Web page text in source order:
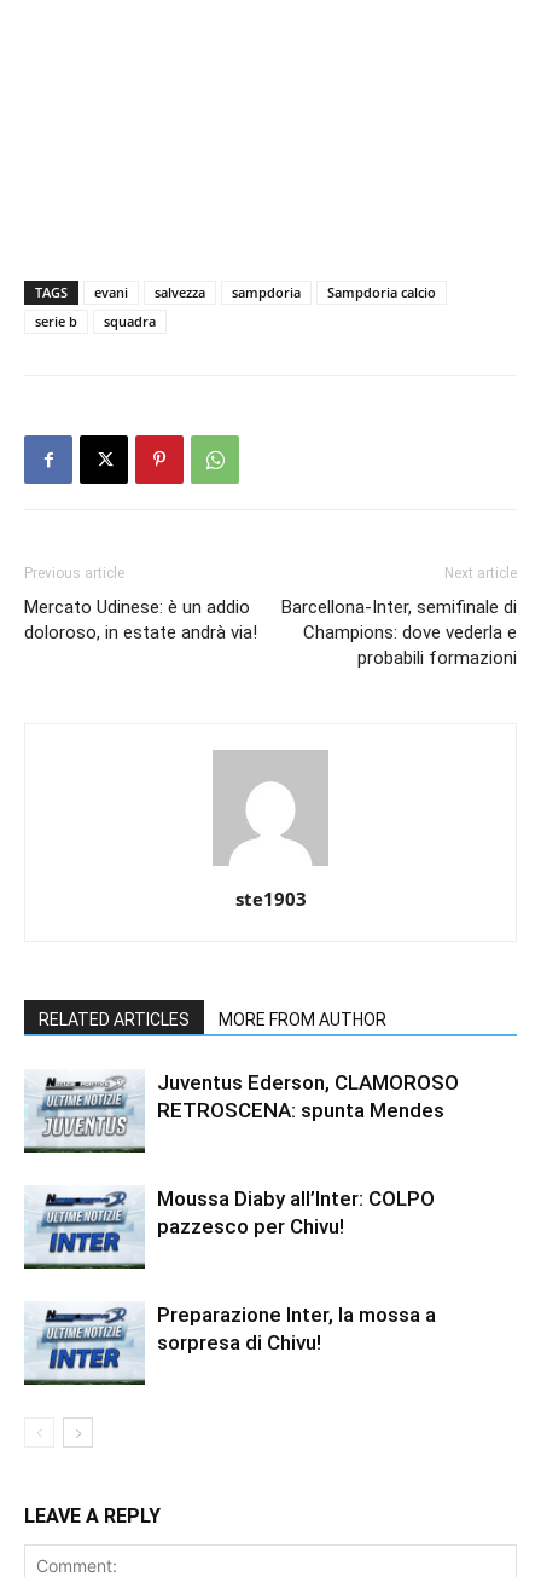
TAGS evani salvezza sampdoria
Sampdoria calcio
serie b
squadra
Previous article
Mercato Udinese: è un addio
doloroso, in estate andrà via!
Next article
Barcellona-Inter, semifinale di
Champions: dove vederla e
probabili formazioni
ste1903
RELATED ARTICLES MORE FROM AUTHOR
Juventus Ederson, CLAMOROSO
RETROSCENA: spunta Mendes
Moussa Diaby all’Inter: COLPO
pazzesco per Chivu!
Preparazione Inter, la mossa a
sorpresa di Chivu!
LEAVE A REPLY